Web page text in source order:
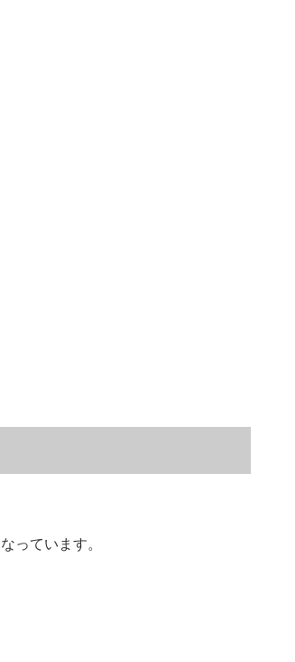
っています。